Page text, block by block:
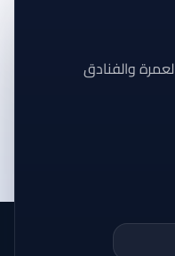
والفنادق